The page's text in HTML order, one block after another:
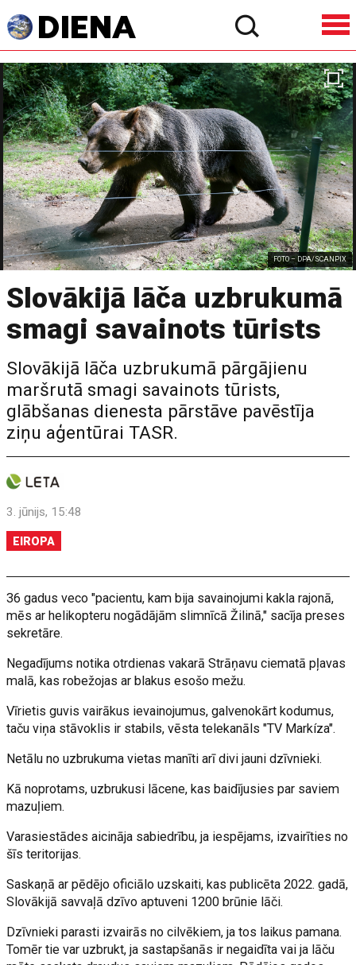
FOTO – DPA/SCANPIX
Slovākijā lāča uzbrukumā
smagi savainots tūrists
Slovākijā lāča uzbrukumā pārgājienu
maršrutā smagi savainots tūrists,
glābšanas dienesta pārstāve pavēstīja
ziņu aģentūrai TASR.
3. jūnijs, 15:48
EIROPA
36 gadus veco "pacientu, kam bija savainojumi kakla rajonā,
mēs ar helikopteru nogādājām slimnīcā Žilinā," sacīja preses
sekretāre.
Negadījums notika otrdienas vakarā Strāņavu ciematā pļavas
malā, kas robežojas ar blakus esošo mežu.
Vīrietis guvis vairākus ievainojumus, galvenokārt kodumus,
taču viņa stāvoklis ir stabils, vēsta telekanāls "TV Markíza".
Netālu no uzbrukuma vietas manīti arī divi jauni dzīvnieki.
Kā noprotams, uzbrukusi lācene, kas baidījusies par saviem
mazuļiem.
Varasiestādes aicināja sabiedrību, ja iespējams, izvairīties no
šīs teritorijas.
Saskaņā ar pēdējo oficiālo uzskaiti, kas publicēta 2022. gadā,
Slovākijā savvaļā dzīvo aptuveni 1200 brūnie lāči.
Dzīvnieki parasti izvairās no cilvēkiem, ja tos laikus pamana.
Tomēr tie var uzbrukt, ja sastapšanās ir negaidīta vai ja lāču